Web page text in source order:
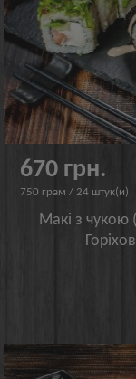
670 грн.
750 грам / 24 штук(и)
Макі з чукою